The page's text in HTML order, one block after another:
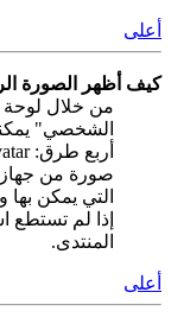
أعلى
كيف أظهر الصورة
من خلال لوحة
الشخصي"
صورة من
التي يمكن
إذا لم تستطع
المنتدى.
أعلى